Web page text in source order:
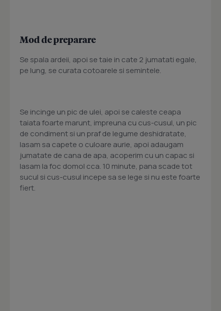
Mod de preparare
Se spala ardeii, apoi se taie in cate 2 jumatati egale,
pe lung, se curata cotoarele si semintele.
Se incinge un pic de ulei, apoi se caleste ceapa
taiata foarte marunt, impreuna cu cus-cusul, un pic
de condiment si un praf de legume deshidratate,
lasam sa capete o culoare aurie, apoi adaugam
jumatate de cana de apa, acoperim cu un capac si
lasam la foc domol cca. 10 minute, pana scade tot
sucul si cus-cusul incepe sa se lege si nu este foarte
fiert.